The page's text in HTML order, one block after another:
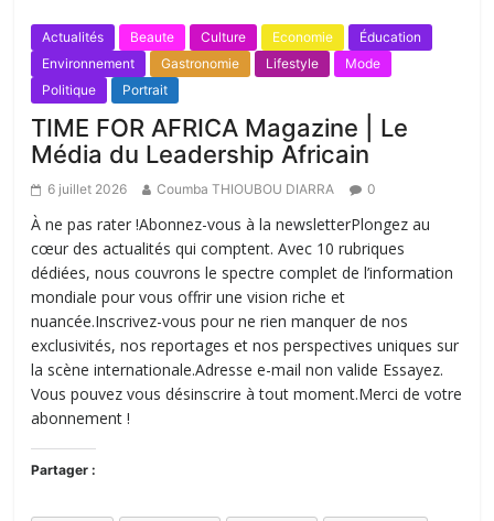
Actualités Beaute Culture Economie
Éducation
Environnement
Gastronomie Lifestyle
Mode
Politique
Portrait
TIME FOR AFRICA Magazine | Le
Média du Leadership Africain
6 juillet 2026 Coumba THIOUBOU DIARRA 0
À ne pas rater !Abonnez-vous à la newsletterPlongez au
cœur des actualités qui comptent. Avec 10 rubriques
dédiées, nous couvrons le spectre complet de l’information
mondiale pour vous offrir une vision riche et
nuancée.Inscrivez-vous pour ne rien manquer de nos
exclusivités, nos reportages et nos perspectives uniques sur
la scène internationale.Adresse e-mail non valide Essayez.
Vous pouvez vous désinscrire à tout moment.Merci de votre
abonnement !
Partager :